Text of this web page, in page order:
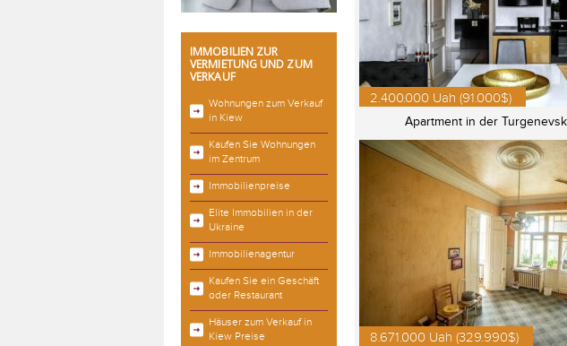
IMMOBILIEN ZUR
VERMIETUNG UND ZUM
VERKAUF
Wohnungen zum Verkauf
in Kiew
Kaufen Sie Wohnungen
im Zentrum
Immobilienpreise
Elite Immobilien in der
Ukraine
Immobilienagentur
Kaufen Sie ein Geschäft
oder Restaurant
Häuser zum Verkauf in
Kiew Preise
2.400.000 Uah (91.000$)
Apartment in der
8.671.000 Uah (329.990$)